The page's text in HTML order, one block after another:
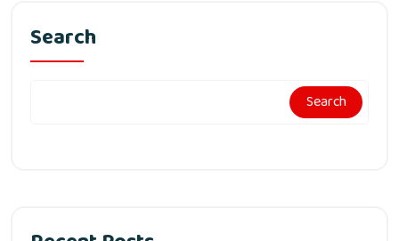
Search
Search